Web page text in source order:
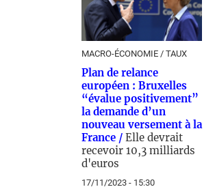
MACRO-ÉCONOMIE / TAUX
Plan de relance
européen : Bruxelles
“évalue positivement”
la demande d’un
nouveau versement à la
France / Elle devrait
recevoir 10,3 milliards
d'euros
17/11/2023 - 15:30